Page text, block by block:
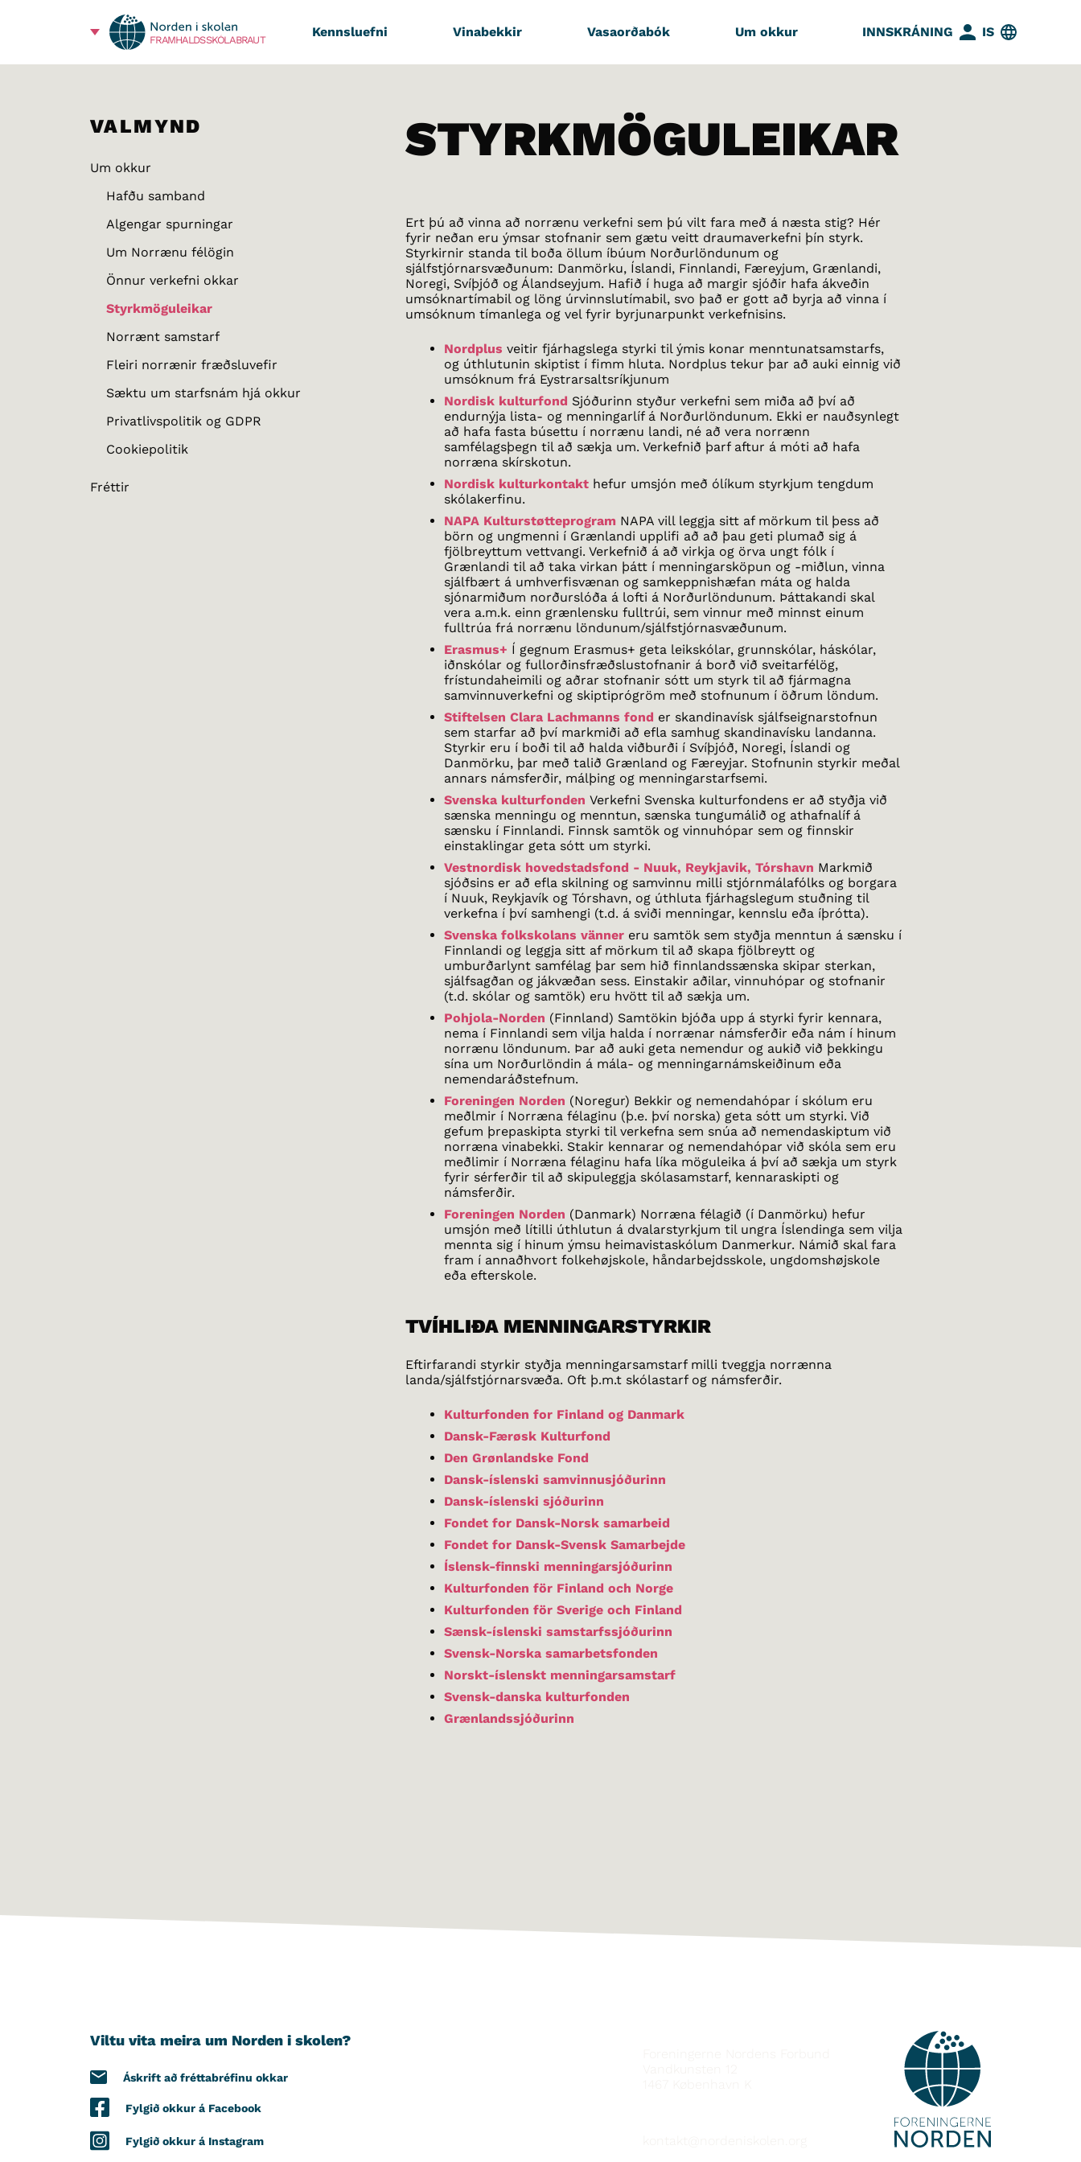
FRAMHALDSSKÓLABRAUT
Kennsluefni Vinabekkir Vasaorðabók Um okkur INNSKRÁNING IS
VALMYND
Um okkur
Hafðu samband
Algengar spurningar
Um Norrænu félögin
Önnur verkefni okkar
Styrkmöguleikar
Norrænt samstarf
Fleiri norrænir fræðsluvefir
Sæktu um starfsnám hjá okkur
Privatlivspolitik og GDPR
Cookiepolitik
Fréttir
STYRKMÖGULEIKAR
Ert þú að vinna að norrænu verkefni sem þú vilt fara með á næsta stig? Hér
fyrir neðan eru ýmsar stofnanir sem gætu veitt draumaverkefni þín styrk.
Styrkirnir standa til boða öllum íbúum Norðurlöndunum og
sjálfstjórnarsvæðunum: Danmörku, Íslandi, Finnlandi, Færeyjum, Grænlandi,
Noregi, Svíþjóð og Álandseyjum. Hafið í huga að margir sjóðir hafa ákveðin
umsóknartímabil og löng úrvinnslutímabil, svo það er gott að byrja að vinna í
umsóknum tímanlega og vel fyrir byrjunarpunkt verkefnisins.
Nordplus veitir fjárhagslega styrki til ýmis konar menntunatsamstarfs,
og úthlutunin skiptist í fimm hluta. Nordplus tekur þar að auki einnig við
umsóknum frá Eystrarsaltsríkjunum
Nordisk kulturfond Sjóðurinn styður verkefni sem miða að því að
endurnýja lista- og menningarlíf á Norðurlöndunum. Ekki er nauðsynlegt
að hafa fasta búsettu í norrænu landi, né að vera norrænn
samfélagsþegn til að sækja um. Verkefnið þarf aftur á móti að hafa
norræna skírskotun.
Nordisk kulturkontakt hefur umsjón með ólíkum styrkjum tengdum
skólakerfinu.
NAPA Kulturstøtteprogram NAPA vill leggja sitt af mörkum til þess að
börn og ungmenni í Grænlandi upplifi að að þau geti plumað sig á
fjölbreyttum vettvangi. Verkefnið á að virkja og örva ungt fólk í
Grænlandi til að taka virkan þátt í menningarsköpun og -miðlun, vinna
sjálfbært á umhverfisvænan og samkeppnishæfan máta og halda
sjónarmiðum norðurslóða á lofti á Norðurlöndunum. Þáttakandi skal
vera a.m.k. einn grænlensku fulltrúi, sem vinnur með minnst einum
fulltrúa frá norrænu löndunum/sjálfstjórnasvæðunum.
Erasmus+ Í gegnum Erasmus+ geta leikskólar, grunnskólar, háskólar,
iðnskólar og fullorðinsfræðslustofnanir á borð við sveitarfélög,
frístundaheimili og aðrar stofnanir sótt um styrk til að fjármagna
samvinnuverkefni og skiptiprógröm með stofnunum í öðrum löndum.
Stiftelsen Clara Lachmanns fond er skandinavísk sjálfseignarstofnun
sem starfar að því markmiði að efla samhug skandinavísku landanna.
Styrkir eru í boði til að halda viðburði í Svíþjóð, Noregi, Íslandi og
Danmörku, þar með talið Grænland og Færeyjar. Stofnunin styrkir meðal
annars námsferðir, málþing og menningarstarfsemi.
Svenska kulturfonden Verkefni Svenska kulturfondens er að styðja við
sænska menningu og menntun, sænska tungumálið og athafnalíf á
sænsku í Finnlandi. Finnsk samtök og vinnuhópar sem og finnskir
einstaklingar geta sótt um styrki.
Vestnordisk hovedstadsfond - Nuuk, Reykjavik, Tórshavn Markmið
sjóðsins er að efla skilning og samvinnu milli stjórnmálafólks og borgara
í Nuuk, Reykjavík og Tórshavn, og úthluta fjárhagslegum stuðning til
verkefna í því samhengi (t.d. á sviði menningar, kennslu eða íþrótta).
Svenska folkskolans vänner eru samtök sem styðja menntun á sænsku í
Finnlandi og leggja sitt af mörkum til að skapa fjölbreytt og
umburðarlynt samfélag þar sem hið finnlandssænska skipar sterkan,
sjálfsagðan og jákvæðan sess. Einstakir aðilar, vinnuhópar og stofnanir
(t.d. skólar og samtök) eru hvött til að sækja um.
Pohjola-Norden (Finnland) Samtökin bjóða upp á styrki fyrir kennara,
nema í Finnlandi sem vilja halda í norrænar námsferðir eða nám í hinum
norrænu löndunum. Þar að auki geta nemendur og aukið við þekkingu
sína um Norðurlöndin á mála- og menningarnámskeiðinum eða
nemendaráðstefnum.
Foreningen Norden (Noregur) Bekkir og nemendahópar í skólum eru
meðlmir í Norræna félaginu (þ.e. því norska) geta sótt um styrki. Við
gefum þrepaskipta styrki til verkefna sem snúa að nemendaskiptum við
norræna vinabekki. Stakir kennarar og nemendahópar við skóla sem eru
meðlimir í Norræna félaginu hafa líka möguleika á því að sækja um styrk
fyrir sérferðir til að skipuleggja skólasamstarf, kennaraskipti og
námsferðir.
Foreningen Norden (Danmark) Norræna félagið (í Danmörku) hefur
umsjón með lítilli úthlutun á dvalarstyrkjum til ungra Íslendinga sem vilja
mennta sig í hinum ýmsu heimavistaskólum Danmerkur. Námið skal fara
fram í annaðhvort folkehøjskole, håndarbejdsskole, ungdomshøjskole
eða efterskole.
TVÍHLIÐA MENNINGARSTYRKIR
Eftirfarandi styrkir styðja menningarsamstarf milli tveggja norrænna
landa/sjálfstjórnarsvæða. Oft þ.m.t skólastarf og námsferðir.
Kulturfonden for Finland og Danmark
Dansk-Færøsk Kulturfond
Den Grønlandske Fond
Dansk-íslenski samvinnusjóðurinn
Dansk-íslenski sjóðurinn
Fondet for Dansk-Norsk samarbeid
Fondet for Dansk-Svensk Samarbejde
Íslensk-finnski menningarsjóðurinn
Kulturfonden för Finland och Norge
Kulturfonden för Sverige och Finland
Sænsk-íslenski samstarfssjóðurinn
Svensk-Norska samarbetsfonden
Norskt-íslenskt menningarsamstarf
Svensk-danska kulturfonden
Grænlandssjóðurinn
Viltu vita meira um Norden i skolen?
Áskrift að fréttabréfinu okkar
Fylgið okkur á Facebook
Fylgið okkur á Instagram